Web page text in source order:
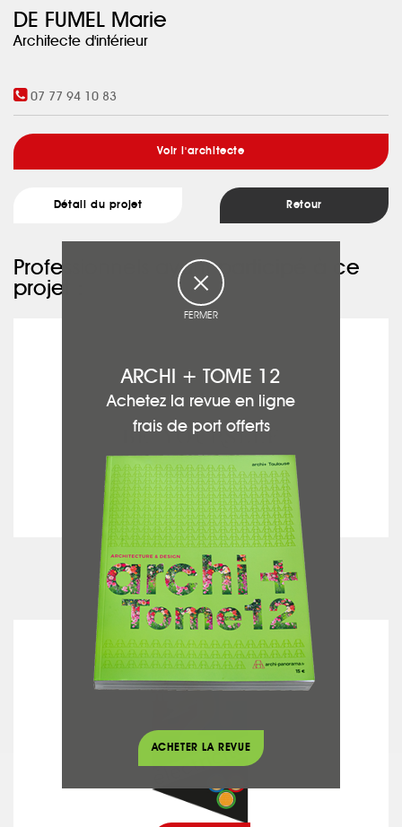
DE FUMEL Marie
Architecte d'intérieur
07 77 94 10 83
Voir l'architecte
Détail du projet Retour
Professionnels ayant participé à ce
projet :
voir la fiche
Photographe Architecture
D2G ÉLECTRICITÉ
FERMER
ARCHI + TOME 12
Achetez la revue en ligne
frais de port offerts
ACHETER LA REVUE